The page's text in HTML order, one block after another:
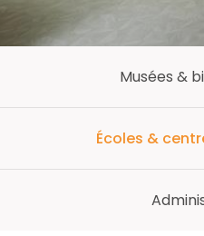
Musées &
Écoles &